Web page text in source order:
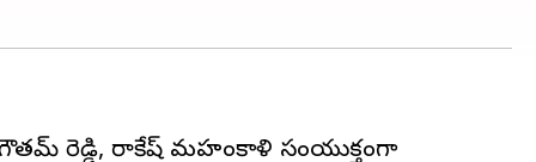
గౌతమ్ రెడ్డి, రాకేష్ మహంకాళి సంయుక్తంగా